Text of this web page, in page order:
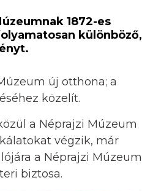
1872-es
különböző,
új otthona; a
közelít.
a Néprajzi Múzeum
végzik, már
a Néprajzi Múzeum
biztosa.